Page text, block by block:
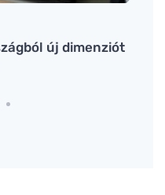
új dimenziót